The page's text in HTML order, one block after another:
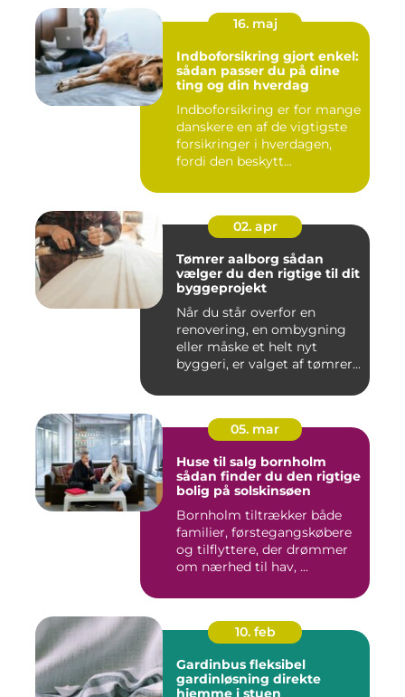
16. maj
Indboforsikring gjort enkel:
sådan passer du på dine
ting og din hverdag
Indboforsikring er for mange
danskere en af de vigtigste
forsikringer i hverdagen,
fordi den beskytt...
02. apr
Tømrer aalborg sådan
vælger du den rigtige til dit
byggeprojekt
Når du står overfor en
renovering, en ombygning
eller måske et helt nyt
byggeri, er valget af tømrer...
05. mar
Huse til salg bornholm
sådan finder du den rigtige
bolig på solskinsøen
Bornholm tiltrækker både
familier, førstegangskøbere
og tilflyttere, der drømmer
om nærhed til hav, ...
10. feb
Gardinbus fleksibel
gardinløsning direkte
hjemme i stuen